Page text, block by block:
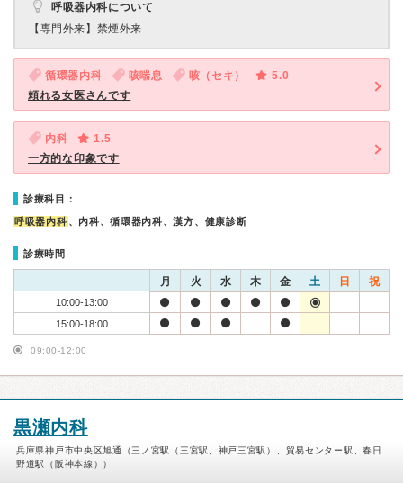
呼吸器内科について
【専門外来】 禁煙外来
循環器内科 咳喘息 咳（セキ）
5.0
頼れる女医さんです
内科
1.5
一方的な印象です
診療科目：
呼吸器内科 、内科、循環器内科、漢方、健康診断
診療時間
月 火 水 木 金 土 日 祝
10:00-13:00
15:00-18:00
09:00-12:00
黒瀬内科
兵庫県神戸市中央区旭通（三ノ宮駅（三宮駅、神戸三宮駅）、貿易センター駅、春日
野道駅（阪神本線））